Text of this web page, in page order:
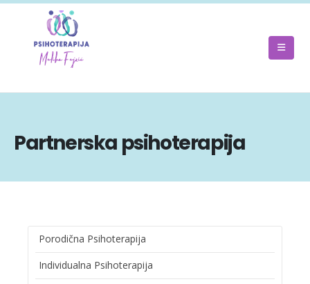
Partnerska psihoterapija
Porodična Psihoterapija
Individualna Psihoterapija